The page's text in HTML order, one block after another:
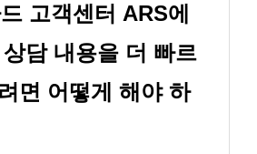
고객센터 ARS에
담 내용을 더 빠르
면 어떻게 해야 하